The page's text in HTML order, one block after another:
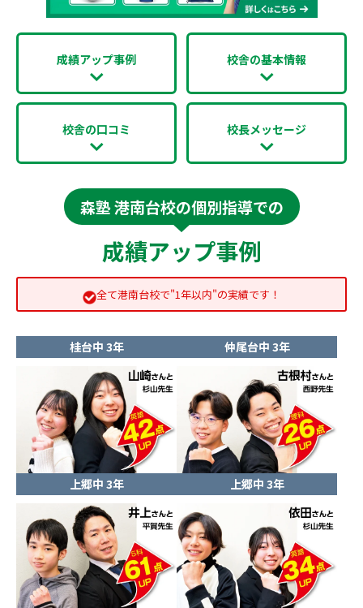
成績アップ事例 校舎の基本情報
校舎の口コミ 校長メッセージ
森塾 港南台校の個別指導での
成績アップ事例
全て港南台校で"1年以内"の実績です！
桂台中 3年 仲尾台中 3年
上郷中 3年 上郷中 3年